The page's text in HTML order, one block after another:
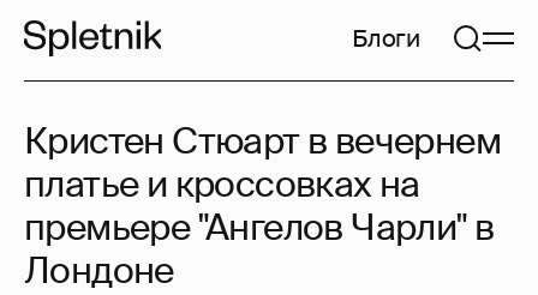
Блоги
Кристен Стюарт в вечернем
платье и кроссовках на
премьере "Ангелов Чарли" в
Лондоне